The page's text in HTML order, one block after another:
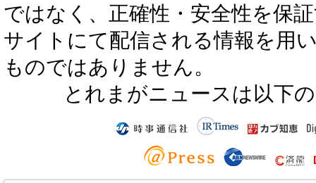
ではなく、正確性・安全性を保
サイトにて配信される情報を用
ものではありません。
とれまがニュースは以下